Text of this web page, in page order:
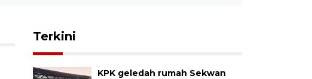
Terkini
KPK geledah rumah Sekwan